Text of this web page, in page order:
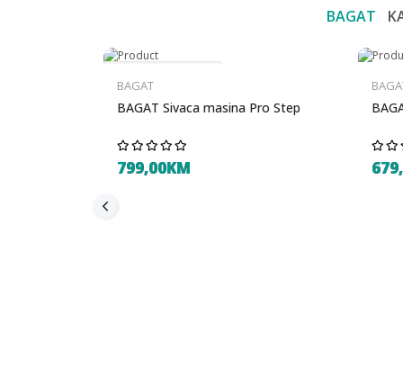
BAGAT
BAGAT
BAGAT Sivaca masina Pro Step
799,00KM